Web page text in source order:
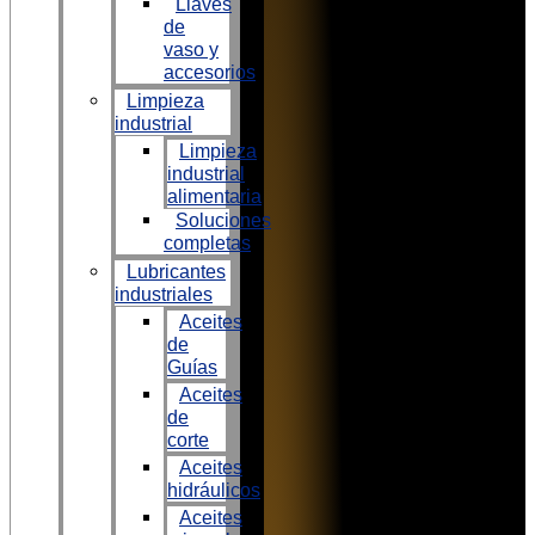
Llaves
de
vaso y
accesorios
Limpieza
industrial
Limpieza
industrial
alimentaria
Soluciones
completas
Lubricantes
industriales
Aceites
de
Guías
Aceites
de
corte
Aceites
hidráulicos
Aceites